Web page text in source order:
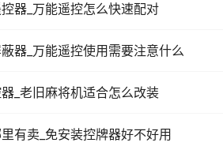
器_万能遥控怎么快速配对
器_万能遥控使用需要注意什么
_老旧麻将机适合怎么改装
有卖_免安装控牌器好不好用